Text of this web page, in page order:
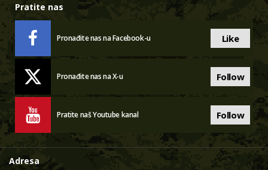
Pratite nas
Pronađite nas na Facebook-u Like
Pronađite nas na X-u Follow
Pratite naš Youtube kanal Follow
Adresa